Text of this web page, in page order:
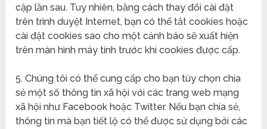
cập lần sau. Tuy nhiên, bằng cách thay đổi cài đặt
trên trình duyệt Internet, bạn có thể tắt cookies hoặc
cài đặt cookies sao cho một cảnh báo sẽ xuất hiện
trên màn hình máy tính trước khi cookies được cấp.
5. Chúng tôi có thể cung cấp cho bạn tùy chọn chia
sẻ một số thông tin xã hội với các trang web mạng
xã hội như Facebook hoặc Twitter. Nếu bạn chia sẻ,
thông tin mà bạn tiết lộ có thể được sử dụng bởi các